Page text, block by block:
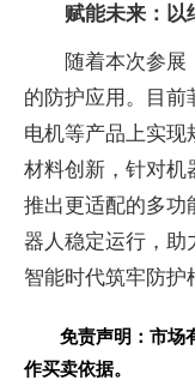
赋能未来：以
随着本次参展
的防护应用。目前
电机等产品上实现
材料创新，针对机
推出更适配的多功
器人稳定运行，助
智能时代筑牢防护
免责声明：市场
作买卖依据。